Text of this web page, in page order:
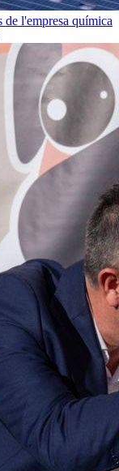
de l'empresa química